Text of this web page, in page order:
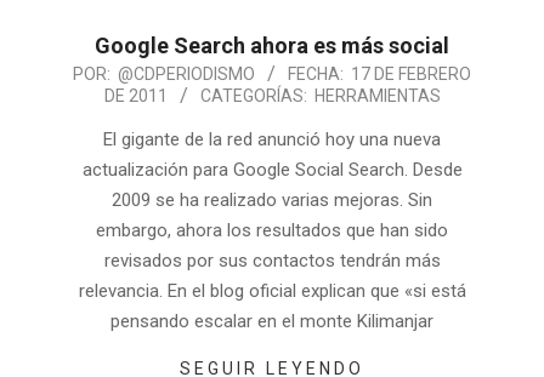
Google Search ahora es más social
POR: @CDPERIODISMO FECHA: 17 DE FEBRERO
DE 2011
CATEGORÍAS: HERRAMIENTAS
El gigante de la red anunció hoy una nueva
actualización para Google Social Search. Desde
2009 se ha realizado varias mejoras. Sin
embargo, ahora los resultados que han sido
revisados por sus contactos tendrán más
relevancia. En el blog oficial explican que «si está
pensando escalar en el monte Kilimanjar
SEGUIR LEYENDO